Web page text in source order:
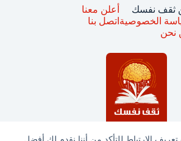
ثقف نفسك
الخصوصية
نحن
أعلن معنا
اتصل بنا